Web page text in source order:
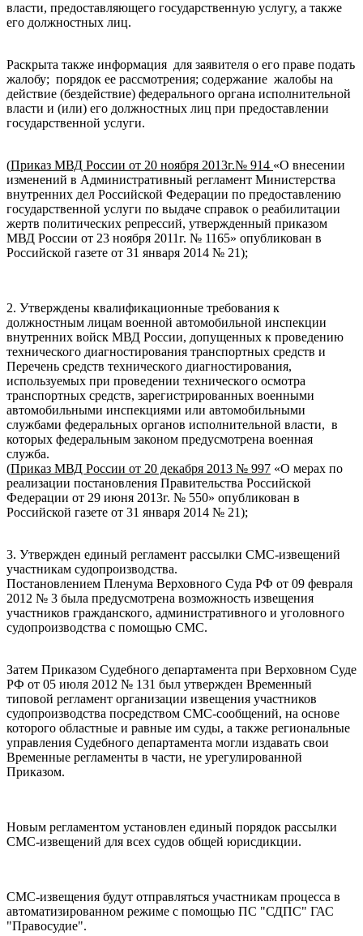
власти, предоставляющего государственную услугу, а также
его должностных лиц.
Раскрыта также информация для заявителя о его праве подать
жалобу; порядок ее рассмотрения; содержание жалобы на
действие (бездействие) федерального органа исполнительной
власти и (или) его должностных лиц при предоставлении
государственной услуги.
(Приказ МВД России от 20 ноября 2013г.№ 914 «О внесении
изменений в Административный регламент Министерства
внутренних дел Российской Федерации по предоставлению
государственной услуги по выдаче справок о реабилитации
жертв политических репрессий, утвержденный приказом
МВД России от 23 ноября 2011г. № 1165» опубликован в
Российской газете от 31 января 2014 № 21);
2. Утверждены квалификационные требования к
должностным лицам военной автомобильной инспекции
внутренних войск МВД России, допущенных к проведению
технического диагностирования транспортных средств и
Перечень средств технического диагностирования,
используемых при проведении технического осмотра
транспортных средств, зарегистрированных военными
автомобильными инспекциями или автомобильными
службами федеральных органов исполнительной власти, в
которых федеральным законом предусмотрена военная
служба.
(Приказ МВД России от 20 декабря 2013 № 997 «О мерах по
реализации постановления Правительства Российской
Федерации от 29 июня 2013г. № 550» опубликован в
Российской газете от 31 января 2014 № 21);
3. Утвержден единый регламент рассылки СМС-извещений
участникам судопроизводства.
Постановлением Пленума Верховного Суда РФ от 09 февраля
2012 № 3 была предусмотрена возможность извещения
участников гражданского, административного и уголовного
судопроизводства с помощью СМС.
Затем Приказом Судебного департамента при Верховном Суде
РФ от 05 июля 2012 № 131 был утвержден Временный
типовой регламент организации извещения участников
судопроизводства посредством СМС-сообщений, на основе
которого областные и равные им суды, а также региональные
управления Судебного департамента могли издавать свои
Временные регламенты в части, не урегулированной
Приказом.
Новым регламентом установлен единый порядок рассылки
СМС-извещений для всех судов общей юрисдикции.
СМС-извещения будут отправляться участникам процесса в
автоматизированном режиме с помощью ПС "СДПС" ГАС
"Правосудие".